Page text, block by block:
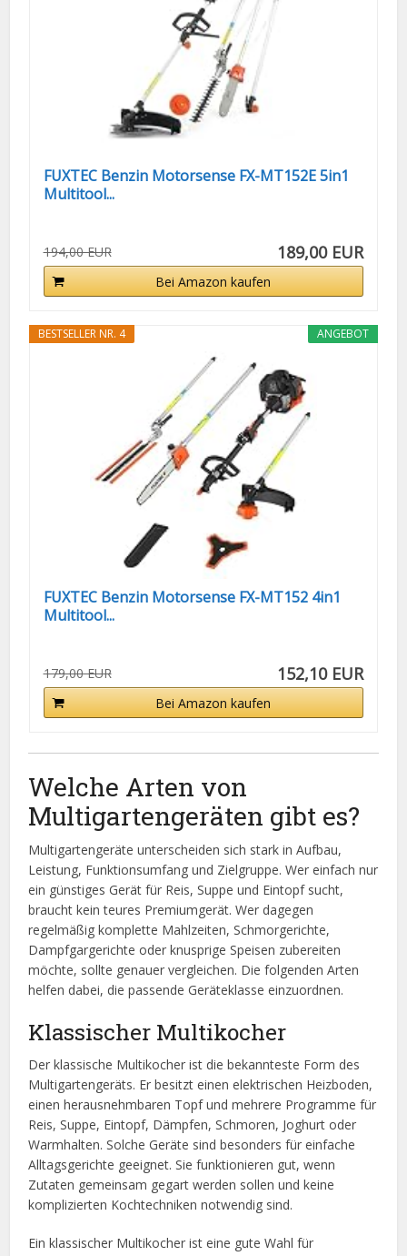
FUXTEC Benzin Motorsense FX-MT152E 5in1
Multitool...
194,00 EUR 189,00 EUR
Bei Amazon kaufen
ANGEBOT
BESTSELLER NR. 4
FUXTEC Benzin Motorsense FX-MT152 4in1
Multitool...
179,00 EUR 152,10 EUR
Bei Amazon kaufen
Welche Arten von
Multigartengeräten gibt es?
Multigartengeräte unterscheiden sich stark in Aufbau,
Leistung, Funktionsumfang und Zielgruppe. Wer einfach nur
ein günstiges Gerät für Reis, Suppe und Eintopf sucht,
braucht kein teures Premiumgerät. Wer dagegen
regelmäßig komplette Mahlzeiten, Schmorgerichte,
Dampfgargerichte oder knusprige Speisen zubereiten
möchte, sollte genauer vergleichen. Die folgenden Arten
helfen dabei, die passende Geräteklasse einzuordnen.
Klassischer Multikocher
Der klassische Multikocher ist die bekannteste Form des
Multigartengeräts. Er besitzt einen elektrischen Heizboden,
einen herausnehmbaren Topf und mehrere Programme für
Reis, Suppe, Eintopf, Dämpfen, Schmoren, Joghurt oder
Warmhalten. Solche Geräte sind besonders für einfache
Alltagsgerichte geeignet. Sie funktionieren gut, wenn
Zutaten gemeinsam gegart werden sollen und keine
komplizierten Kochtechniken notwendig sind.
Ein klassischer Multikocher ist eine gute Wahl für